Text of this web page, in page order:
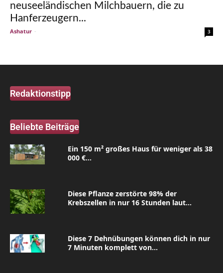
neuseeländischen Milchbauern, die zu
Hanferzeugern...
Ashatur - 3
Redaktionstipp
Beliebte Beiträge
Ein 150 m² großes Haus für weniger als 38
000 €...
Diese Pflanze zerstörte 98% der
Krebszellen in nur 16 Stunden laut...
Diese 7 Dehnübungen können dich in nur
7 Minuten komplett von...